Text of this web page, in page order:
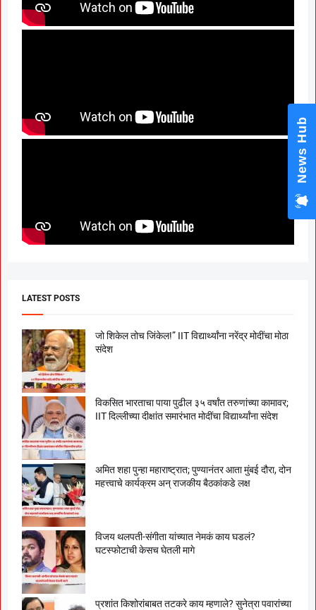
LATEST POSTS
जो शिकेल तोच जिंकेल!” IIT विद्यार्थ्यांना नरेंद्र मोदींचा मोठा
संदेश
विकसित भारताचा पाया पुढील ३५ वर्षांत तरुणांच्या कामावर;
IIT दिल्लीच्या दीक्षांत समारंभात मोदींचा विद्यार्थ्यांना संदेश
अमित शहा पुन्हा महाराष्ट्रात; पुण्यानंतर आता मुंबई दौरा, दोन
महत्त्वाचे कार्यक्रम अन् राजकीय बैठकांकडे लक्ष
विजय थलपती-संगीता यांच्यात नेमकं काय घडलं?
घटस्फोटाची केसच घेतली मागे
प्रशांत किशोरांबाबत तटकरे काय म्हणाले? सुनेत्रा पवारांच्या
News Hub